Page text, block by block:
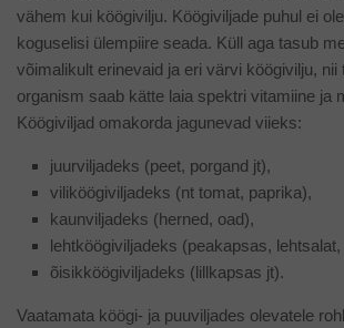
vähem kui köögivilju. Köögiviljade puhul ei
koguselisi ülempiire seada. Küll aga tasub
võimalikult erinevaid ja eri värvi köögivilju, nii
organism saab kätte laia spektri vitamiine ja
Köögiviljad omakorda jagunevad viieks:
juurviljadeks (peet, porgand jt),
viliköögiviljadeks (nt tomat, paprika),
kaunviljadeks (herned, oad),
lehtköögiviljadeks (peakapsas,
õisikköögiviljadeks (lillkapsas jt).
Vaatamata köögi- ja puuviljades olevatele